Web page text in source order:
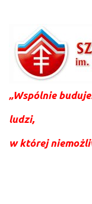
„Wspólnie
ludzi,
w której